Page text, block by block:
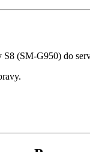
S8 (SM-G950) do